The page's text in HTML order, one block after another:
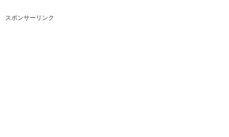
スポンサーリンク